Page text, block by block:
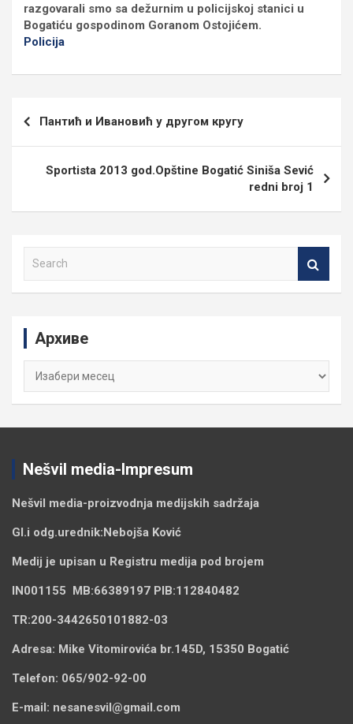
razgovarali smo sa dežurnim u policijskoj stanici u
Bogatiću gospodinom Goranom Ostojićem.
Policija
Пантић и Ивановић у другом кругу
Sportista 2013 god.Opštine Bogatić Siniša Sević
redni broj 1
Архиве
Архиве
Nešvil media-Impresum
Nešvil media-proizvodnja medijskih sadržaja
Gl.i odg.urednik:Nebojša Ković
Medij je upisan u Registru medija pod brojem
IN001155 MB:66389197 PIB:112840482
TR:200-3442650101882-03
Adresa: Mike Vitomirovića br.145D, 15350 Bogatić
Telefon: 065/902-92-00
E-mail: nesanesvil@gmail.com